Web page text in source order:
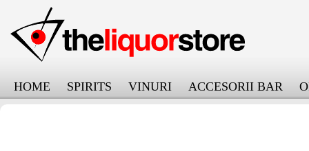
HOME SPIRITS VINURI ACCESORII BAR